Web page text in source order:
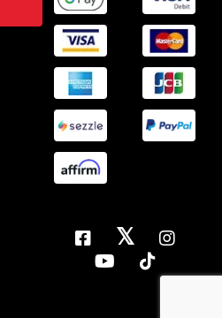
ÉVALUATIONS
𝕏